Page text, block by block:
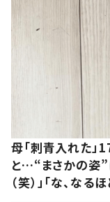
母「刺青入れた」
と…“まさかの姿”
（笑）」「な、なるほ